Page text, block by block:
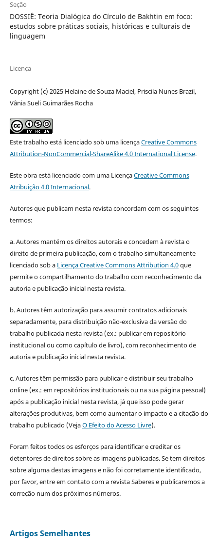
Seção
DOSSIÊ: Teoria Dialógica do Círculo de Bakhtin em foco:
estudos sobre práticas sociais, históricas e culturais de
linguagem
Licença
Copyright (c) 2025 Helaine de Souza Maciel, Priscila Nunes Brazil,
Vânia Sueli Guimarães Rocha
Este trabalho está licenciado sob uma licençaCreative Commons
Attribution-NonCommercial-ShareAlike 4.0 International License.
Este obra está licenciado com uma LicençaCreative Commons
Atribuição 4.0 Internacional.
Autores que publicam nesta revista concordam com os seguintes
termos:
a. Autores mantém os direitos autorais e concedem à revista o
direito de primeira publicação, com o trabalho simultaneamente
licenciado sob a Licença Creative Commons Attribution 4.0que
permite o compartilhamento do trabalho com reconhecimento da
autoria e publicação inicial nesta revista.
b. Autores têm autorização para assumir contratos adicionais
separadamente, para distribuição não-exclusiva da versão do
trabalho publicada nesta revista (ex.: publicar em repositório
institucional ou como capítulo de livro), com reconhecimento de
autoria e publicação inicial nesta revista.
c. Autores têm permissão para publicar e distribuir seu trabalho
online (ex.: em repositórios institucionais ou na sua página pessoal)
após a publicação inicial nesta revista, já que isso pode gerar
alterações produtivas, bem como aumentar o impacto e a citação do
trabalho publicado (VejaO Efeito do Acesso Livre).
Foram feitos todos os esforços para identificar e creditar os
detentores de direitos sobre as imagens publicadas. Se tem direitos
sobre alguma destas imagens e não foi corretamente identificado,
por favor, entre em contato com a revista Saberes e publicaremos a
correção num dos próximos números.
Artigos Semelhantes